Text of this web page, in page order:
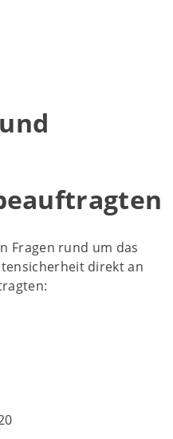
Fragen rund um das
direkt an